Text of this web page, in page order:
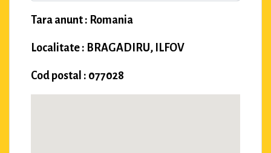
Tara anunt : Romania
Localitate : BRAGADIRU, ILFOV
Cod postal : 077028